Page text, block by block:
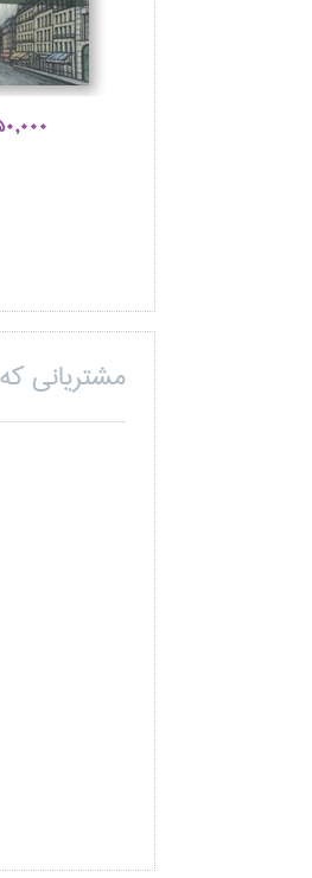
250,000
مشتریانی